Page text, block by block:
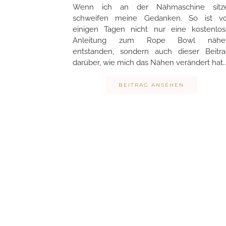
Wenn ich an der Nähmaschine
schweifen meine Gedanken. So ist
einigen Tagen nicht nur eine
Anleitung zum Rope Bowl
entstanden, sondern auch dieser
darüber, wie mich das Nähen verändert
BEITRAG ANSEHEN